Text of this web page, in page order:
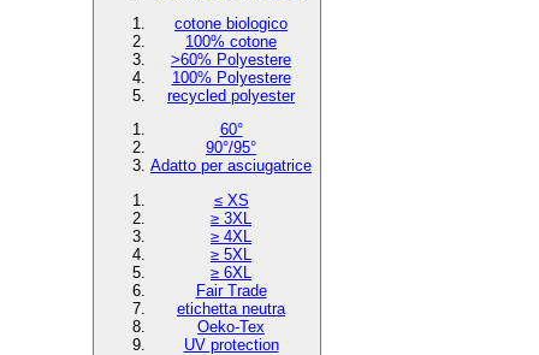
cotone biologico
100% cotone
>60% Polyestere
100% Polyestere
recycled polyester
60°
90°/95°
Adatto per asciugatrice
≤ XS
≥ 3XL
≥ 4XL
≥ 5XL
≥ 6XL
Fair Trade
etichetta neutra
Oeko-Tex
UV protection